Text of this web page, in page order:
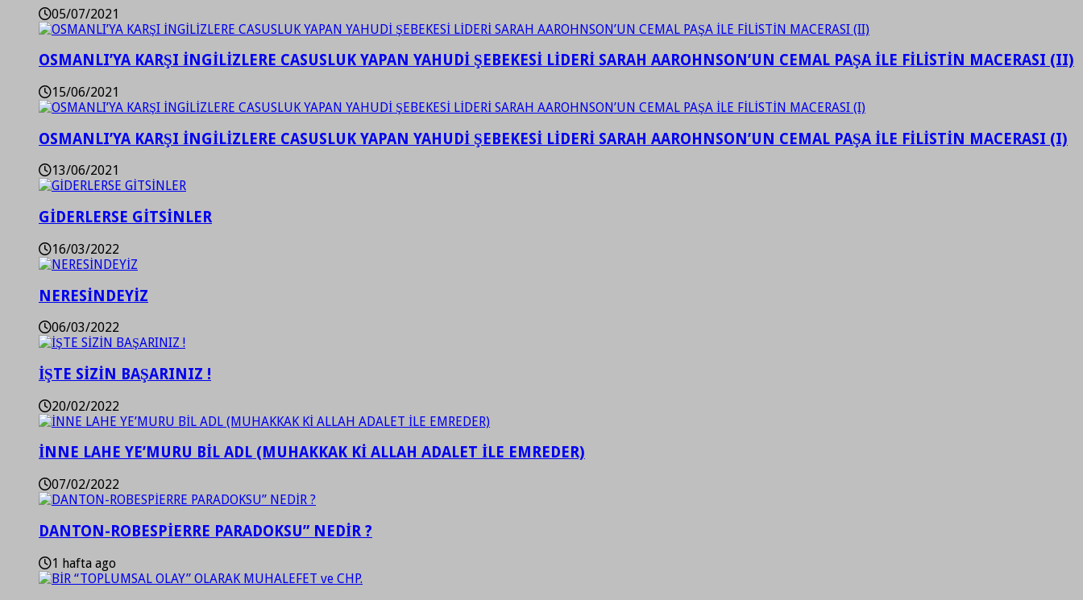
05/07/2021
OSMANLI’YA KARŞI İNGİLİZLERE CASUSLUK YAPAN YAHUDİ ŞEBEKESİ LİDERİ SARAH AAROHNSON’UN CEMAL PAŞA İLE FİLİSTİN MACERASI (II)
15/06/2021
OSMANLI’YA KARŞI İNGİLİZLERE CASUSLUK YAPAN YAHUDİ ŞEBEKESİ LİDERİ SARAH AAROHNSON’UN CEMAL PAŞA İLE FİLİSTİN MACERASI (I)
13/06/2021
GİDERLERSE GİTSİNLER
16/03/2022
NERESİNDEYİZ
06/03/2022
İŞTE SİZİN BAŞARINIZ !
20/02/2022
İNNE LAHE YE’MURU BİL ADL (MUHAKKAK Kİ ALLAH ADALET İLE EMREDER)
07/02/2022
DANTON-ROBESPİERRE PARADOKSU” NEDİR ?
1 hafta ago